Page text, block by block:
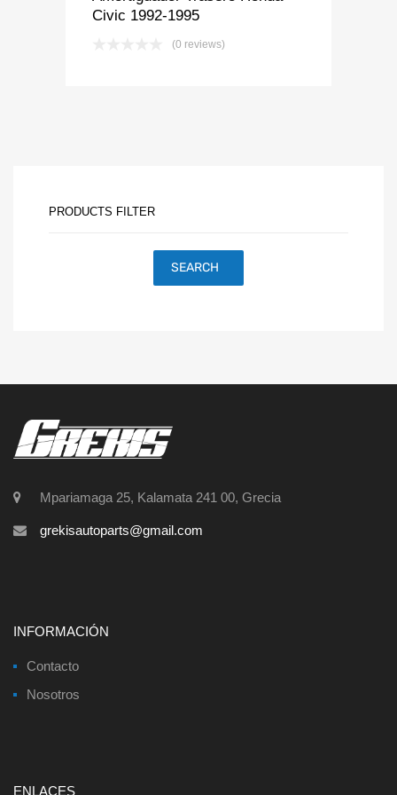
Civic 1992-1995
(0 reviews)
PRODUCTS FILTER
SEARCH
Mpariamaga 25, Kalamata 241 00, Grecia
grekisautoparts@gmail.com
INFORMACIÓN
Contacto
Nosotros
ENLACES